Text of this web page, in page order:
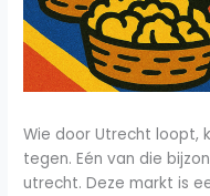
Wie door Utrecht loopt,
tegen. Eén van die
utrecht. Deze markt is